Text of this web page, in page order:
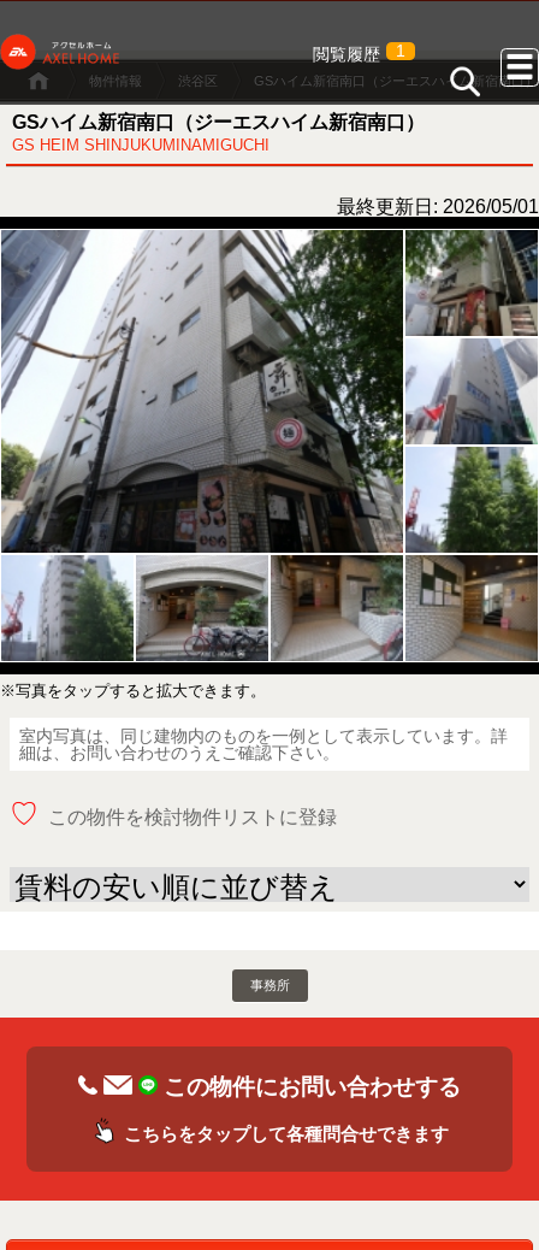
閲覧履歴 1
物件情報 渋谷区 GSハイム新宿南口（ジーエスハイム新宿南口）
GSハイム新宿南口（ジーエスハイム新宿南口）
GS HEIM SHINJUKUMINAMIGUCHI
最終更新日: 2026/05/01
※写真をタップすると拡大できます。
室内写真は、同じ建物内のものを一例として表示しています。詳
細は、お問い合わせのうえご確認下さい。
♡ この物件を検討物件リストに登録
事務所
この物件にお問い合わせする
こちらをタップして各種問合せできます